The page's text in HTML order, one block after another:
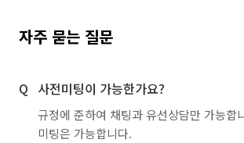
자주 묻는 질문
사전미팅이 가능한가요?
규정에 준하여 채팅과 유선상담만 가능합
미팅은 가능합니다.